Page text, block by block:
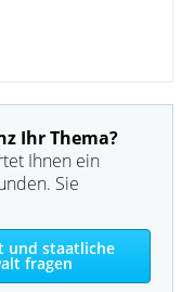
Ihr Thema?
Ihnen ein
Sie
und staatliche
fragen